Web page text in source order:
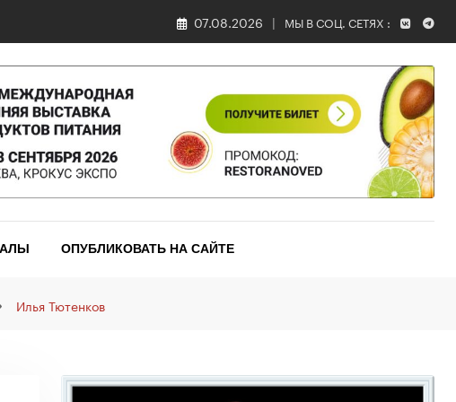
07.08.2026 МЫ В СОЦ. СЕТЯХ :
ОПУБЛИКОВАТЬ НА САЙТЕ
Илья Тютенков